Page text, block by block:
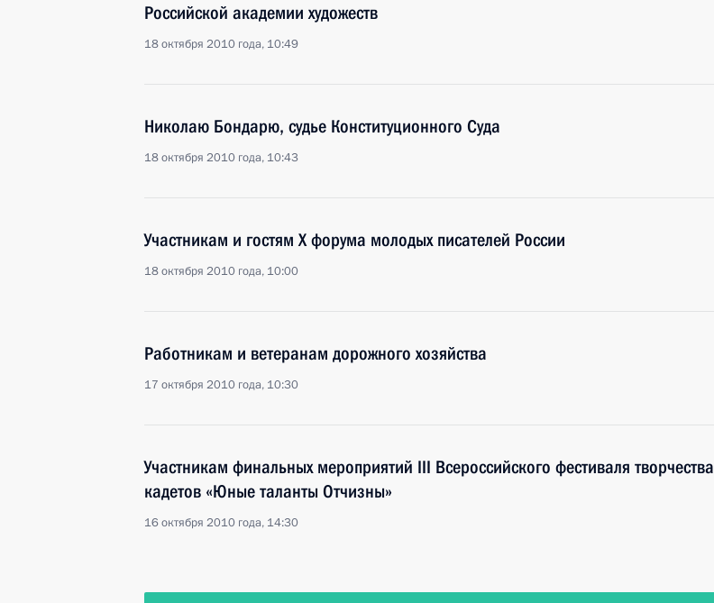
Российской академии художеств
18 октября 2010 года, 10:49
Николаю Бондарю, судье Конституционного Суда
18 октября 2010 года, 10:43
Участникам и гостям X форума молодых писателей России
18 октября 2010 года, 10:00
Работникам и ветеранам дорожного хозяйства
17 октября 2010 года, 10:30
Участникам финальных мероприятий III Всероссийского фестиваля творчества
кадетов «Юные таланты Отчизны»
16 октября 2010 года, 14:30